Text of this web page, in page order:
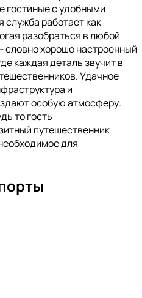
гостиные с удобными
работает как
разобраться в любой
словно хорошо настроенный
каждая деталь звучит в
Удачное
и
особую атмосферу.
то гость
путешественник
для